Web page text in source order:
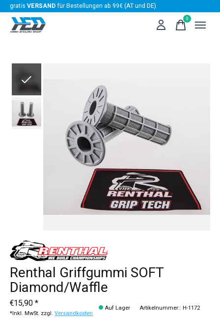
gratis VERSANDfür Bestellungen ab 99€ (AT und DE)
0items
Renthal Griffgummi SOFT
Diamond/Waffle
€15,90 *
*Inkl. MwSt. zzgl. Versandkosten
Auf Lager Artikelnummer:: H-1172